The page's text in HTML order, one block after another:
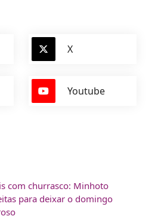
X
Youtube
com churrasco: Minhoto
para deixar o domingo